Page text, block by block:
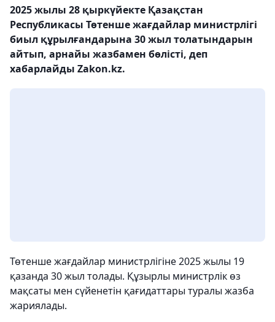
2025 жылы 28 қыркүйекте Қазақстан
Республикасы Төтенше жағдайлар министрлігі
биыл құрылғандарына 30 жыл толатындарын
айтып, арнайы жазбамен бөлісті, деп
хабарлайды Zakon.kz.
Төтенше жағдайлар министрлігіне 2025 жылы 19
қазанда 30 жыл толады. Құзырлы министрлік өз
мақсаты мен сүйенетін қағидаттары туралы жазба
жариялады.